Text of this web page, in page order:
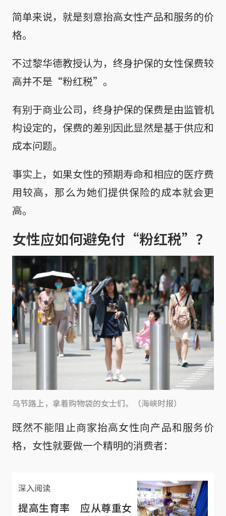
简单来说，就是刻意抬高女性产品和服务的价
格。
不过黎华德教授认为，终身护保的女性保费较
高并不是“粉红税”。
有别于商业公司，终身护保的保费是由监管机
构设定的，保费的差别因此显然是基于供应和
成本问题。
事实上，如果女性的预期寿命和相应的医疗费
用较高，那么为她们提供保险的成本就会更
高。
女性应如何避免付“粉红税”？
乌节路上，拿着购物袋的女士们。（海峡时报）
既然不能阻止商家抬高女性向产品和服务价
格，女性就要做一个精明的消费者：
深入阅读
提高生育率 应从尊重女